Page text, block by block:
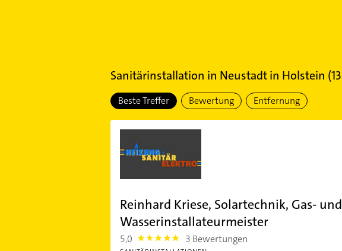
Sanitärinstallation in Neustadt in Holstein (13
Beste Treffer Bewertung Entfernung
Reinhard Kriese, Solartechnik, Gas- und
Wasserinstallateurmeister
5,0 5.0 3 Bewertungen